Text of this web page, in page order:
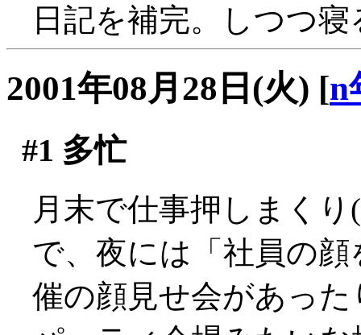
日記を補完。しつつ
2001年08月28日(火) [n
#1 多忙
月末で仕事押しまくり
で、夜には「社員の
催の顔見せ会があった